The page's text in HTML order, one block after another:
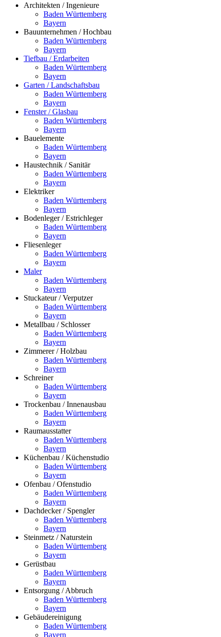
Architekten / Ingenieure
Baden Württemberg
Bayern
Bauunternehmen / Hochbau
Baden Württemberg
Bayern
Tiefbau / Erdarbeiten
Baden Württemberg
Bayern
Garten / Landschaftsbau
Baden Württemberg
Bayern
Fenster / Glasbau
Baden Württemberg
Bayern
Bauelemente
Baden Württemberg
Bayern
Haustechnik / Sanitär
Baden Württemberg
Bayern
Elektriker
Baden Württemberg
Bayern
Bodenleger / Estrichleger
Baden Württemberg
Bayern
Fliesenleger
Baden Württemberg
Bayern
Maler
Baden Württemberg
Bayern
Stuckateur / Verputzer
Baden Württemberg
Bayern
Metallbau / Schlosser
Baden Württemberg
Bayern
Zimmerer / Holzbau
Baden Württemberg
Bayern
Schreiner
Baden Württemberg
Bayern
Trockenbau / Innenausbau
Baden Württemberg
Bayern
Raumausstatter
Baden Württemberg
Bayern
Küchenbau / Küchenstudio
Baden Württemberg
Bayern
Ofenbau / Ofenstudio
Baden Württemberg
Bayern
Dachdecker / Spengler
Baden Württemberg
Bayern
Steinmetz / Naturstein
Baden Württemberg
Bayern
Gerüstbau
Baden Württemberg
Bayern
Entsorgung / Abbruch
Baden Württemberg
Bayern
Gebäudereinigung
Baden Württemberg
Bayern